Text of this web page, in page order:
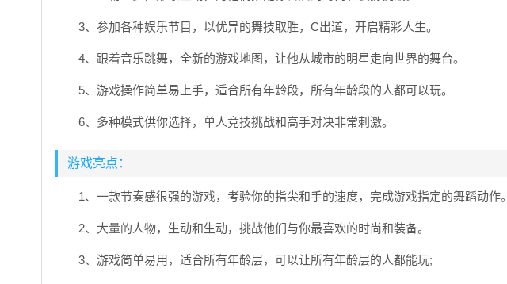
3、参加各种娱乐节目，以优异的舞技取胜，C出道，开启精彩人生。
4、跟着音乐跳舞，全新的游戏地图，让他从城市的明星走向世界的舞台。
5、游戏操作简单易上手，适合所有年龄段，所有年龄段的人都可以玩。
6、多种模式供你选择，单人竞技挑战和高手对决非常刺激。
游戏亮点：
1、一款节奏感很强的游戏，考验你的指尖和手的速度，完成游戏指定的舞蹈动作。
2、大量的人物，生动和生动，挑战他们与你最喜欢的时尚和装备。
3、游戏简单易用，适合所有年龄层，可以让所有年龄层的人都能玩;